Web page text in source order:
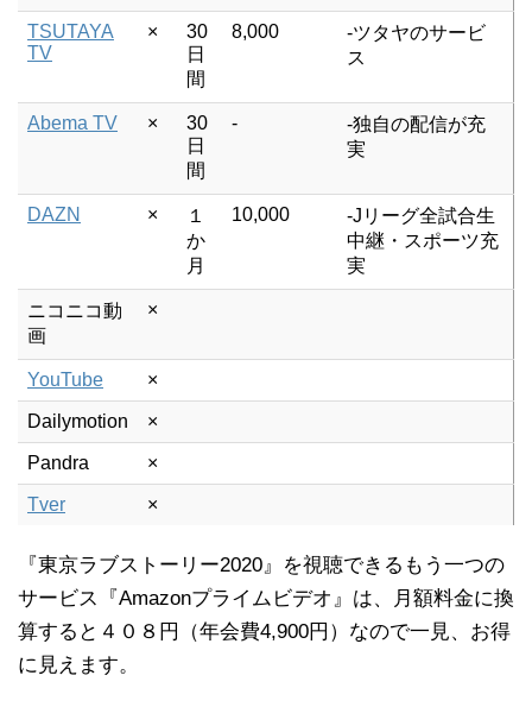
TSUTAYA
TV
×
30
日
間
8,000
-ツタヤのサービ
ス
Abema TV ×
30
日
間
-
-独自の配信が充
実
DAZN ×
１
か
月
10,000
-Jリーグ全試合生
中継・スポーツ充
実
ニコニコ動
画
×
YouTube ×
Dailymotion ×
Pandra ×
Tver ×
『東京ラブストーリー2020』を視聴できるもう一つの
サービス『Amazonプライムビデオ』は、月額料金に換
算すると４０８円（年会費4,900円）なので一見、お得
に見えます。